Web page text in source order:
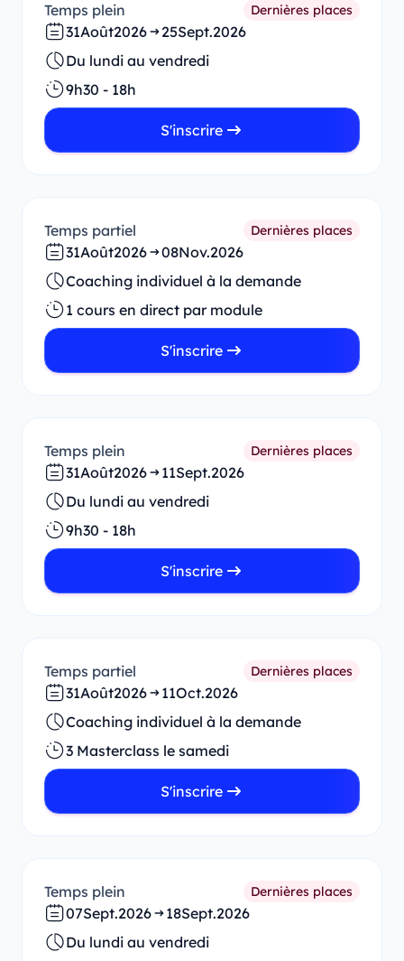
Temps plein Dernières places
31Août2026 25Sept.2026
Du lundi au vendredi
9h30 - 18h
S'inscrire
Temps partiel Dernières places
31Août2026 08Nov.2026
Coaching individuel à la demande
1 cours en direct par module
S'inscrire
Temps plein Dernières places
31Août2026 11Sept.2026
Du lundi au vendredi
9h30 - 18h
S'inscrire
Temps partiel Dernières places
31Août2026 11Oct.2026
Coaching individuel à la demande
3 Masterclass le samedi
S'inscrire
Temps plein Dernières places
07Sept.2026 18Sept.2026
Du lundi au vendredi